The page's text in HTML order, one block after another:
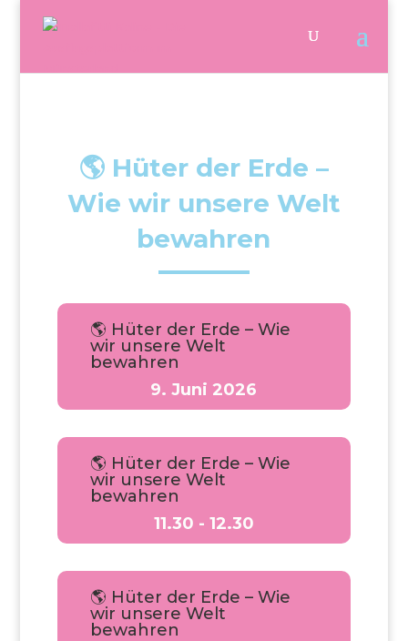
🌎 Hüter der Erde –
Wie wir unsere Welt
bewahren
🌎 Hüter der Erde – Wie
wir unsere Welt
bewahren
9. Juni 2026
🌎 Hüter der Erde – Wie
wir unsere Welt
bewahren
11.30 - 12.30
🌎 Hüter der Erde – Wie
wir unsere Welt
bewahren